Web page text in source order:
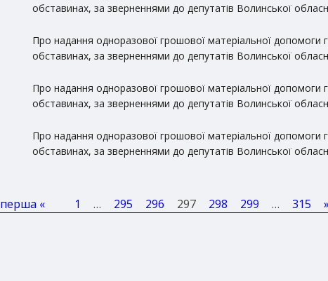
обставинах, за зверненнями до депутатів Волинської
Про надання одноразової грошової матеріальної допомоги
обставинах, за зверненнями до депутатів Волинської
Про надання одноразової грошової матеріальної допомоги
обставинах, за зверненнями до депутатів Волинської
Про надання одноразової грошової матеріальної допомоги
обставинах, за зверненнями до депутатів Волинської
перша « 1 … 295 296 297 298 299 … 315